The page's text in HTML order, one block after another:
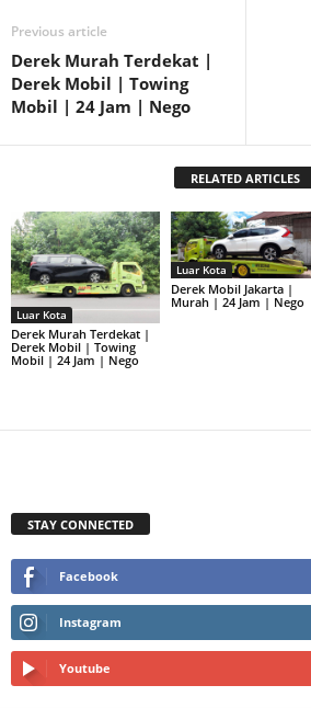
Previous article
Derek Murah Terdekat |
Derek Mobil | Towing
Mobil | 24 Jam | Nego
RELATED ARTICLES
Luar Kota
Derek Murah Terdekat |
Derek Mobil | Towing
Mobil | 24 Jam | Nego
Luar Kota
Derek Mobil Jakarta |
Murah | 24 Jam | Nego
STAY CONNECTED
Facebook
Instagram
Youtube